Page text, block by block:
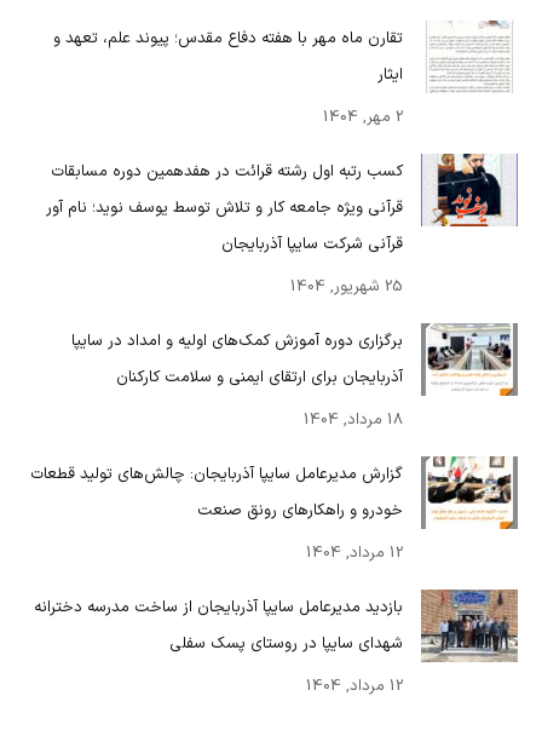
تقارن ماه مهر با هفته دفاع مقدس؛ پیوند علم، تعهد و
ایثار
2 مهر, 1404
کسب رتبه اول رشته قرائت در هفدهمین دوره مسابقات
قرآنی ویژه جامعه کار و تلاش توسط یوسف نوید؛ نام آور
قرآنی شرکت سایپا آذربایجان
25 شهریور, 1404
برگزاری دوره آموزش کمک‌های اولیه و امداد در سایپا
آذربایجان برای ارتقای ایمنی و سلامت کارکنان
18 مرداد, 1404
گزارش مدیرعامل سایپا آذربایجان: چالش‌های تولید قطعات
خودرو و راهکارهای رونق صنعت
12 مرداد, 1404
بازدید مدیرعامل سایپا آذربایجان از ساخت مدرسه دخترانه
شهدای سایپا در روستای پسک سفلی
12 مرداد, 1404